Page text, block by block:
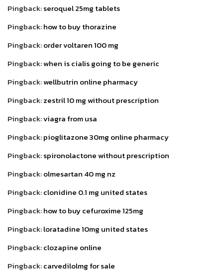
Pingback:seroquel 25mg tablets
Pingback:how to buy thorazine
Pingback:order voltaren 100 mg
Pingback:when is cialis going to be generic
Pingback:wellbutrin online pharmacy
Pingback:zestril 10 mg without prescription
Pingback:viagra from usa
Pingback:pioglitazone 30mg online pharmacy
Pingback:spironolactone without prescription
Pingback:olmesartan 40 mg nz
Pingback:clonidine 0.1 mg united states
Pingback:how to buy cefuroxime 125mg
Pingback:loratadine 10mg united states
Pingback:clozapine online
Pingback:carvedilolmg for sale